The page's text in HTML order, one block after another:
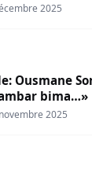
2025
Ousmane
bima…»
2025